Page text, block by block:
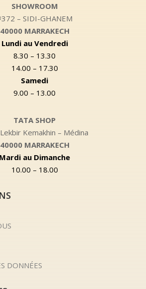
SHOWROOM
– SIDI-GHANEM
40000 MARRAKECH
Lundi au Vendredi
8.30 – 13.30
14.00 – 17.30
Samedi
9.00 – 13.00
TATA SHOP
Kemakhin – Médina
40000 MARRAKECH
Mardi au Dimanche
10.00 – 18.00
DONNÉES